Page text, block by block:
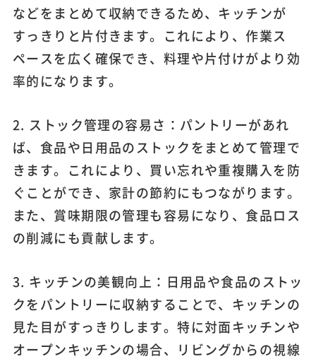
などをまとめて収納できるため、キッチンが
すっきりと片付きます。これにより、作業ス
ペースを広く確保でき、料理や片付けがより効
率的になります。
2. ストック管理の容易さ：パントリーがあれ
ば、食品や日用品のストックをまとめて管理で
きます。これにより、買い忘れや重複購入を防
ぐことができ、家計の節約にもつながります。
また、賞味期限の管理も容易になり、食品ロス
の削減にも貢献します。
3. キッチンの美観向上：日用品や食品のストッ
クをパントリーに収納することで、キッチンの
見た目がすっきりします。特に対面キッチンや
オープンキッチンの場合、リビングからの視線